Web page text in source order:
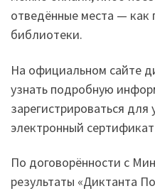
отведённые места —
библиотеки.
На официальном сайте
узнать подробную
зарегистрироваться для
электронный
По договорённости с
результаты «Диктанта